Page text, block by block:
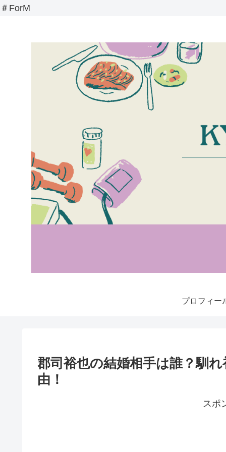
＃ForM
プロフィー
郡司裕也の結婚相手は誰？馴
由！
スポ